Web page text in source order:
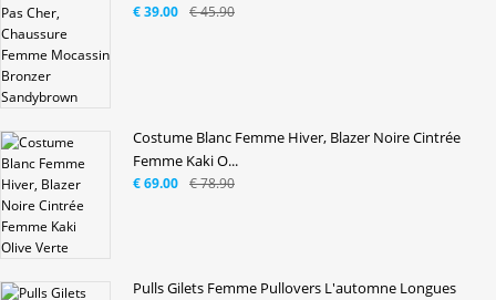
€ 45.90
€ 39.00
Costume Blanc Femme Hiver, Blazer Noire Cintrée
Femme Kaki O...
€ 78.90
€ 69.00
Pulls Gilets Femme Pullovers L'automne Longues